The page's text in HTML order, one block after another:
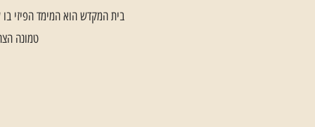
בית המקדש הוא המימד הפיזי
טמונה